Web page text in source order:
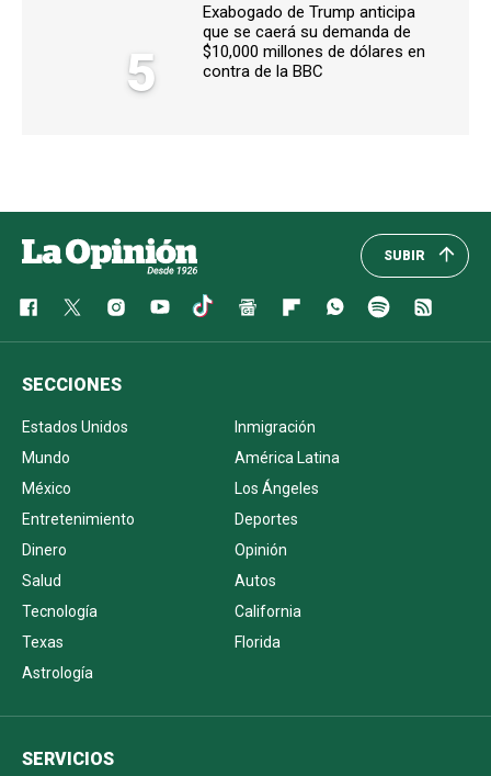
5
Exabogado de Trump anticipa
que se caerá su demanda de
$10,000 millones de dólares en
contra de la BBC
SUBIR
SECCIONES
Estados Unidos
Inmigración
Mundo
América Latina
México
Los Ángeles
Entretenimiento
Deportes
Dinero
Opinión
Salud
Autos
Tecnología
California
Texas
Florida
Astrología
SERVICIOS